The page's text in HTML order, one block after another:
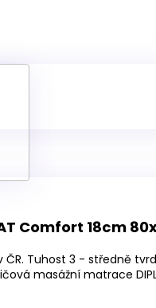
pěny
Comfort 18cm
ČR. Tuhost 3 - středně
masážní matrace